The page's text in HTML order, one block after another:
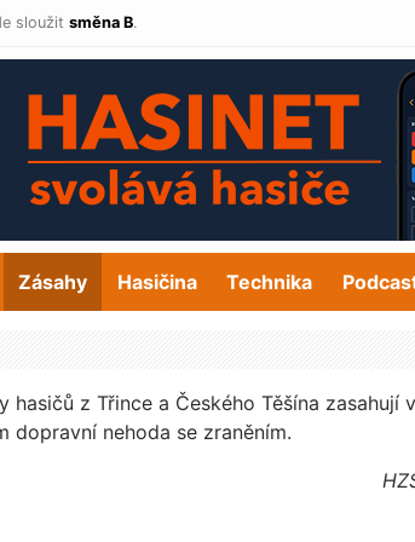
sloužit směna B.
Zásahy Hasičina Technika
hasičů z Třince a Českého Těšína zasahují
dopravní nehoda se zraněním.